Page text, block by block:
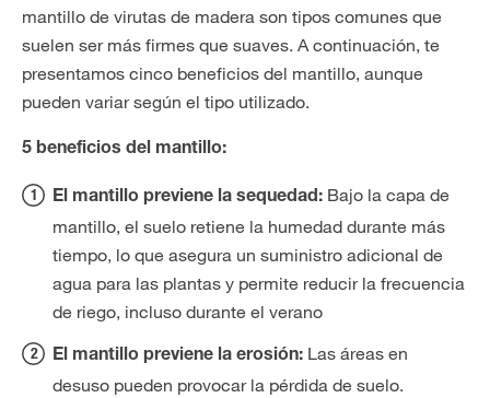
mantillo de virutas de madera son tipos comunes que
suelen ser más firmes que suaves. A continuación, te
presentamos cinco beneficios del mantillo, aunque
pueden variar según el tipo utilizado.
5 beneficios del mantillo:
El mantillo previene la sequedad: Bajo la capa de
mantillo, el suelo retiene la humedad durante más
tiempo, lo que asegura un suministro adicional de
agua para las plantas y permite reducir la frecuencia
de riego, incluso durante el verano
El mantillo previene la erosión: Las áreas en
desuso pueden provocar la pérdida de suelo.